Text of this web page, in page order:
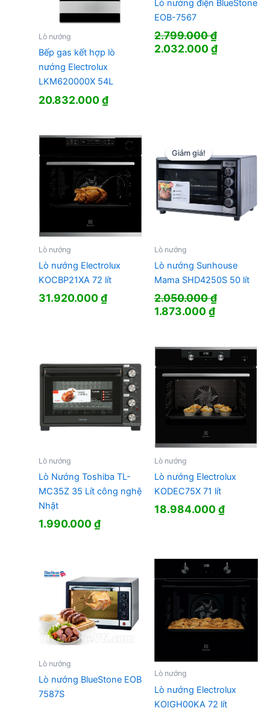
Lò nướng
Bếp gas kết hợp lò
nướng Electrolux
LKM620000X 54L
20.832.000₫
Lò nướng điện BlueStone
EOB-7567
2.799.000₫
Giá
2.032.000₫Giá
Lò nướng
Lò nướng Electrolux
KOCBP21XA 72 lít
31.920.000₫
Giảm giá!
Giảm giá!
Lò nướng
Lò nướng Sunhouse
Mama SHD4250S 50 lít
2.050.000₫
Giá
2.050.000 ₫.
1.873.000₫Giá
là:
1.873.000
Lò nướng
Lò Nướng Toshiba TL-
MC35Z 35 Lít công nghệ
Nhật
1.990.000₫
Lò nướng
Lò nướng Electrolux
KODEC75X 71 lít
18.984.000₫
Lò nướng
Lò nướng BlueStone EOB
7587S
Lò nướng
Lò nướng Electrolux
KOIGH00KA 72 lít